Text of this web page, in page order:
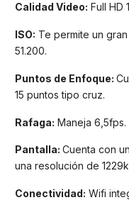
Calidad Video: Full HD
ISO: Te permite un
51.200.
Puntos de Enfoque:
15 puntos tipo cruz.
Rafaga: Maneja 6,5fps.
Pantalla: Cuenta con
una resolución de
Conectividad: Wifi